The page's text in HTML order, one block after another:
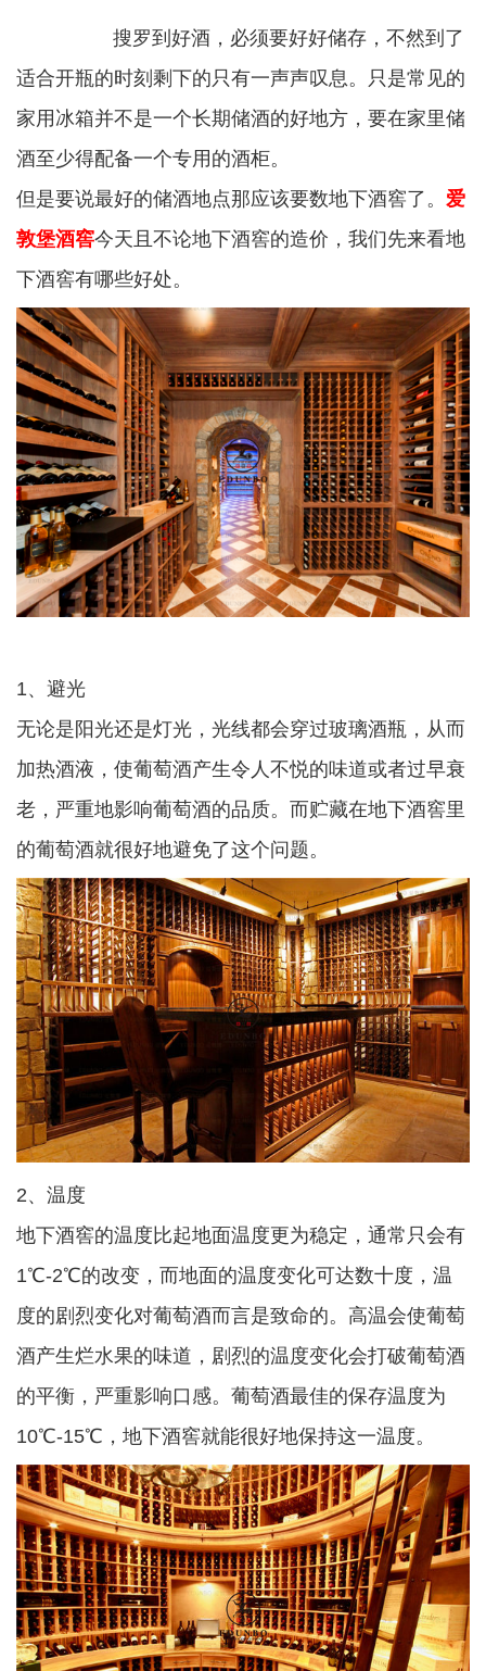
搜罗到好酒，必须要好好储存，不然到了
适合开瓶的时刻剩下的只有一声声叹息。只是常见的
家用冰箱并不是一个长期储酒的好地方，要在家里储
酒至少得配备一个专用的酒柜。
但是要说最好的储酒地点那应该要数地下酒窖了。 爱
敦堡酒窖今天且不论地下酒窖的造价，我们先来看地
下酒窖有哪些好处。
1、避光
无论是阳光还是灯光，光线都会穿过玻璃酒瓶，从而
加热酒液，使葡萄酒产生令人不悦的味道或者过早衰
老，严重地影响葡萄酒的品质。而贮藏在地下酒窖里
的葡萄酒就很好地避免了这个问题。
2、温度
地下酒窖的温度比起地面温度更为稳定，通常只会有
1℃-2℃的改变，而地面的温度变化可达数十度，温
度的剧烈变化对葡萄酒而言是致命的。高温会使葡萄
酒产生烂水果的味道，剧烈的温度变化会打破葡萄酒
的平衡，严重影响口感。葡萄酒最佳的保存温度为
10℃-15℃，地下酒窖就能很好地保持这一温度。